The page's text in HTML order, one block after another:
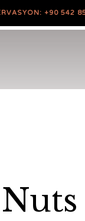
+90 542